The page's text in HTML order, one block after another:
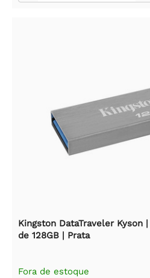
Kingston DataTraveler Kyson
de 128GB | Prata
Fora de estoque